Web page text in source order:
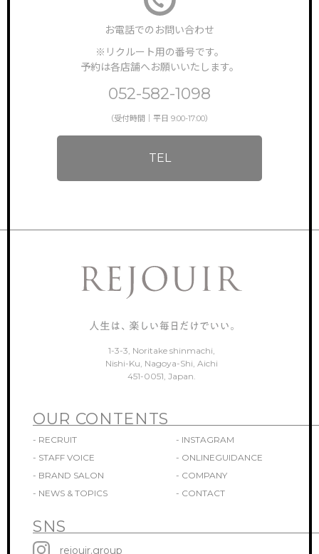
お電話でのお問い合わせ
※リクルート用の番号です。
予約は各店舗へお願いいたします。
052-582-1098
（受付時間｜平日 9:00-17:00）
TEL
1-3-3, Noritake shinmachi,
Nishi-Ku, Nagoya-Shi, Aichi
451-0051, Japan.
OUR CONTENTS
- RECRUIT
- INSTAGRAM
- STAFF VOICE
- ONLINEGUIDANCE
- BRAND SALON
- COMPANY
- NEWS & TOPICS
- CONTACT
SNS
rejouir.group